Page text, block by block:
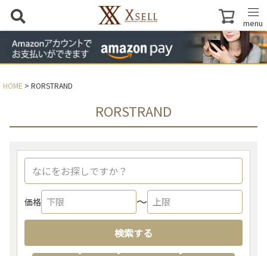
menu
HOME RORSTRAND
RORSTRAND
価格 〜
検索する